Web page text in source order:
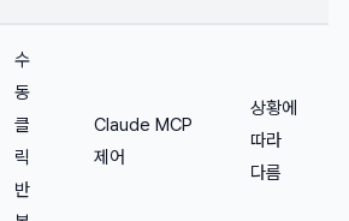
수
동
클
릭
반
Claude MCP
제어
상황에
따라
다름